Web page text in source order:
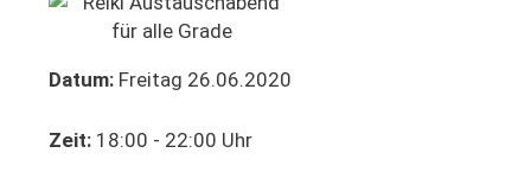
Datum: Freitag 26.06.2020
Zeit: 18:00 - 22:00 Uhr